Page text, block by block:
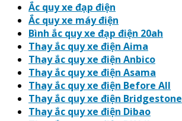
Ắc quy xe đạp điện
Ắc quy xe máy điện
Bình ắc quy xe đạp điện 20ah
Thay ắc quy xe điện Aima
Thay ắc quy xe điện Anbico
Thay ắc quy xe điện Asama
Thay ắc quy xe điện Before All
Thay ắc quy xe điện Bridgestone
Thay ắc quy xe điện Dibao